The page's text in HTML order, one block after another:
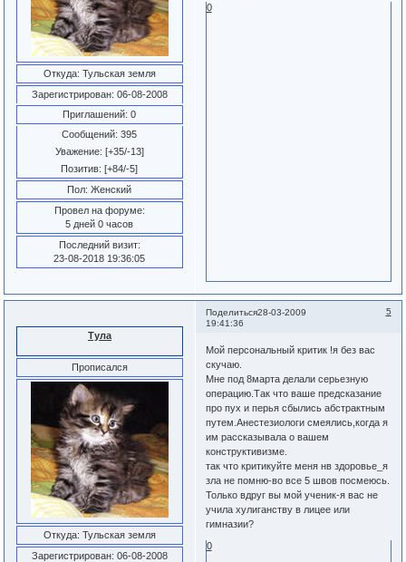
Откуда: Тульская земля
Зарегистрирован: 06-08-2008
Приглашений: 0
Сообщений: 395
Уважение: [+35/-13]
Позитив: [+84/-5]
Пол: Женский
Провел на форуме:
5 дней 0 часов
Последний визит:
23-08-2018 19:36:05
0
Поделиться 5
28-03-2009
19:41:36
Тула
Прописался
Откуда: Тульская земля
Зарегистрирован: 06-08-2008
Мой персональный критик !я без вас
скучаю.
Мне под 8марта делали серьезную
операцию.Так что ваше предсказание
про пух и перья сбылись абстрактным
путем.Анестезиологи смеялись,когда я
им рассказывала о вашем
конструктивизме.
так что критикуйте меня нв здоровье_я
зла не помню-во все 5 швов посмеюсь.
Только вдруг вы мой ученик-я вас не
учила хулиганству в лицее или
гимназии?
0